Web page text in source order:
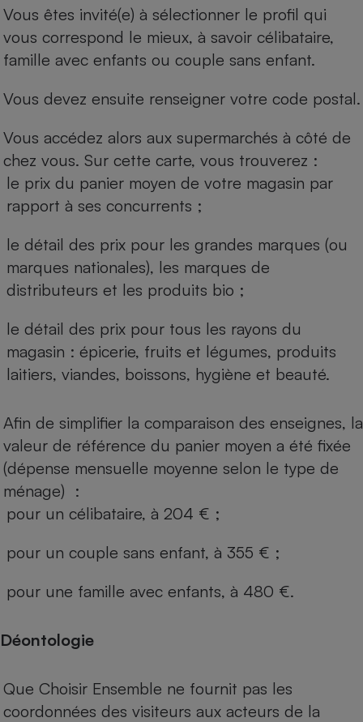
Vous êtes invité(e) à sélectionner le profil qui
vous correspond le mieux, à savoir célibataire,
famille avec enfants ou couple sans enfant.
Vous devez ensuite renseigner votre code postal.
Vous accédez alors aux supermarchés à côté de
chez vous. Sur cette carte, vous trouverez :
le prix du panier moyen de votre magasin par
rapport à ses concurrents ;
le détail des prix pour les grandes marques (ou
marques nationales), les marques de
distributeurs et les produits bio ;
le détail des prix pour tous les rayons du
magasin : épicerie, fruits et légumes, produits
laitiers, viandes, boissons, hygiène et beauté.
Afin de simplifier la comparaison des enseignes, la
valeur de référence du panier moyen a été fixée
(dépense mensuelle moyenne selon le type de
ménage) :
pour un célibataire, à 204 € ;
pour un couple sans enfant, à 355 € ;
pour une famille avec enfants, à 480 €.
Déontologie
Que Choisir Ensemble ne fournit pas les
coordonnées des visiteurs aux acteurs de la